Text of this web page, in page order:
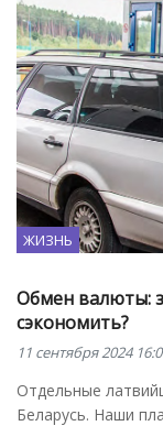
ЖИЗНЬ
Обмен валюты:
сэкономить?
11 сентября 2024
Отдельные
Беларусь. Наши